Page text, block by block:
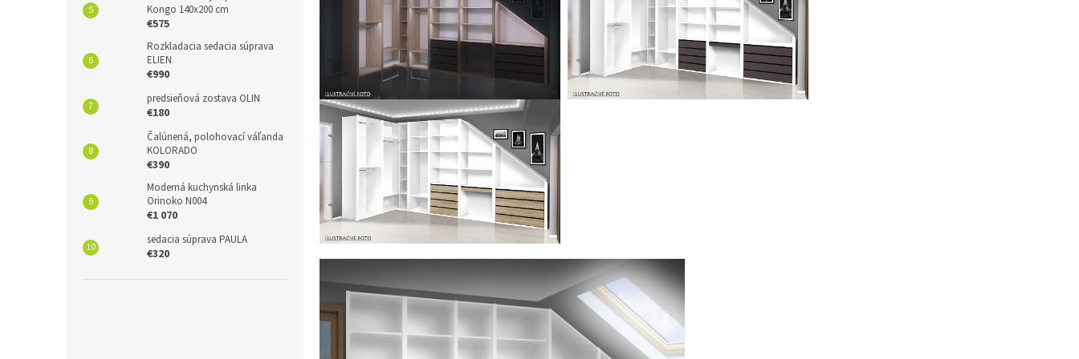
Kongo 140x200 cm
€575
Rozkladacia sedacia súprava
ELIEN
€990
predsieňová zostava OLIN
€180
Čalúnená, polohovací váľanda
KOLORADO
€390
Moderná kuchynská linka
Orinoko N004
€1 070
sedacia súprava PAULA
€320